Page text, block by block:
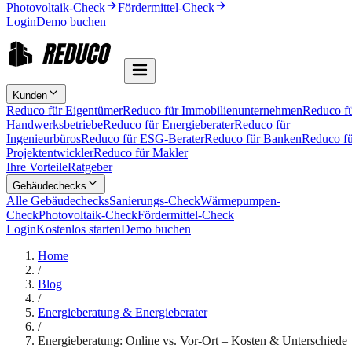
Photovoltaik-Check
Fördermittel-Check
LoginDemo buchen
Kunden
Reduco für EigentümerReduco für ImmobilienunternehmenReduco
HandwerksbetriebeReduco für EnergieberaterReduco für
IngenieurbürosReduco für ESG-BeraterReduco für BankenReduco
ProjektentwicklerReduco für Makler
Ihre VorteileRatgeber
Gebäudechecks
Alle GebäudechecksSanierungs-CheckWärmepumpen-
CheckPhotovoltaik-CheckFördermittel-Check
LoginKostenlos startenDemo buchen
Home
/
Blog
/
Energieberatung & Energieberater
/
Energieberatung: Online vs. Vor-Ort – Kosten & Unterschiede